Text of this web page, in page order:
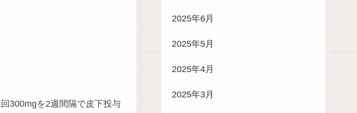
300mgを2週間隔で皮下投与
2025年6月
2025年5月
2025年4月
2025年3月